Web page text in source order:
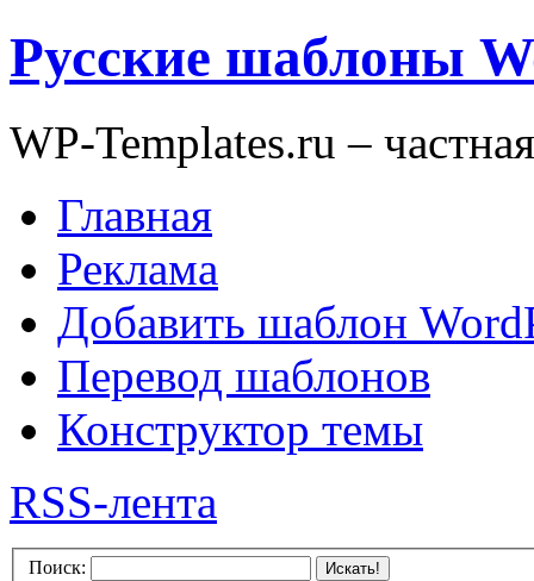
Русские шаблоны
WP-Templates.ru –
Главная
Реклама
Добавить шаблон
Перевод шаблонов
Конструктор темы
RSS-лента
Поиск: Искать!